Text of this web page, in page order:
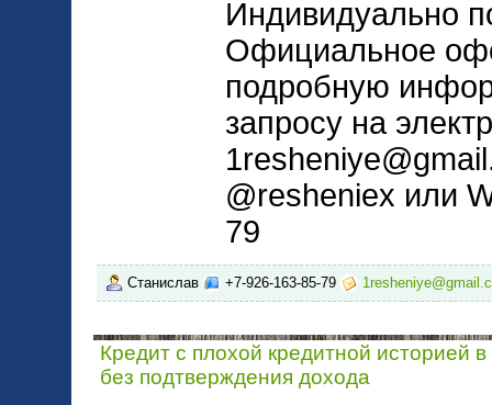
Индивидуально
Официальное
подробную
запросу на
@resheniex или
79
Станислав +7-926-163-85-79
Кредит с плохой кредитной историей
без подтверждения дохода